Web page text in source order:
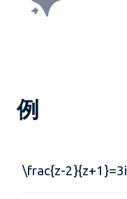
例
\frac{z-2}{z+1}=3i